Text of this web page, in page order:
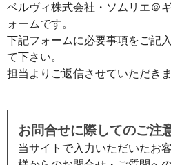
ベルヴィ株式会社・ソムリエ＠
ォームです。
下記フォームに必要事項をご記
て下さい。
担当よりご返信させていただきま
お問合せに際してのご注
当サイトで入力いただいたお